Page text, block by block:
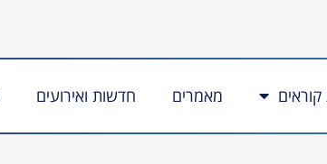
קוראים מאמרים חדשות ואירועים